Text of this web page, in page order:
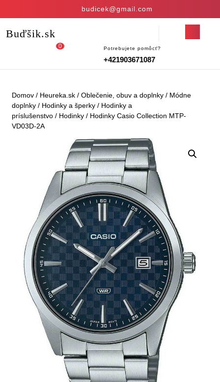
budicek@gmail.com
Buďšik.sk
Button
0 Potrebujete pomôcť?
+421903671087
Domov / Heureka.sk / Oblečenie, obuv a doplnky / Módne
doplnky / Hodinky a šperky / Hodinky a
príslušenstvo / Hodinky / Hodinky Casio Collection MTP-
VD03D-2A